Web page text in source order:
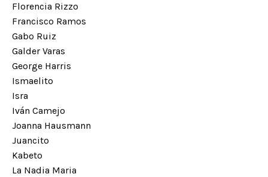
Florencia Rizzo
Francisco Ramos
Gabo Ruiz
Galder Varas
George Harris
Ismaelito
Isra
Iván Camejo
Joanna Hausmann
Juancito
Kabeto
La Nadia Maria